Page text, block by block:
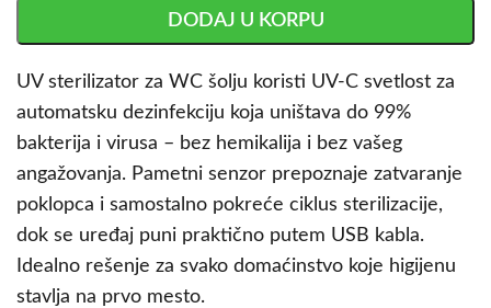
DODAJ U KORPU
UV sterilizator za WC šolju koristi UV-C svetlost za
automatsku dezinfekciju koja uništava do 99%
bakterija i virusa – bez hemikalija i bez vašeg
angažovanja. Pametni senzor prepoznaje zatvaranje
poklopca i samostalno pokreće ciklus sterilizacije,
dok se uređaj puni praktično putem USB kabla.
Idealno rešenje za svako domaćinstvo koje higijenu
stavlja na prvo mesto.